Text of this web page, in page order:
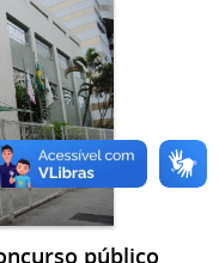
público